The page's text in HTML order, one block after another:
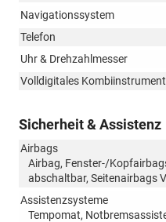
Navigationssystem
Telefon
Uhr & Drehzahlmesser
Volldigitales
Sicherheit & Assistenz
Airbags
Airbag, Fenster-/
abschaltbar, Seitenairbags
Assistenzsysteme
Tempomat,